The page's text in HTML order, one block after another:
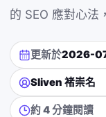
的 SEO 應對心法
更新於2026-
Sliven 褚崇名
約 4 分鐘閱讀